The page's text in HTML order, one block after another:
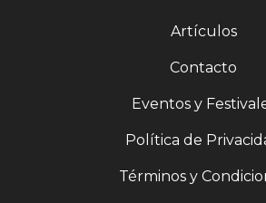
Artículos
Contacto
Eventos y
Política de
Términos y